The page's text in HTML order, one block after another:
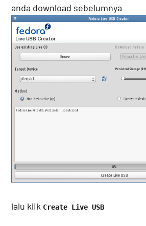
anda download sebelumnya
lalu klik Create Live USB